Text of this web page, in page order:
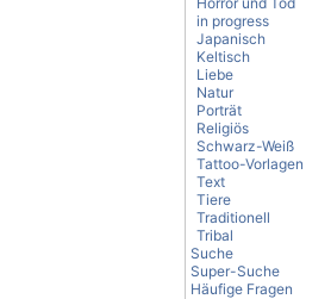
in progress
Japanisch
Keltisch
Liebe
Natur
Porträt
Religiös
Schwarz-Weiß
Tattoo-Vorlagen
Text
Tiere
Traditionell
Tribal
Suche
Super-Suche
Häufige Fragen